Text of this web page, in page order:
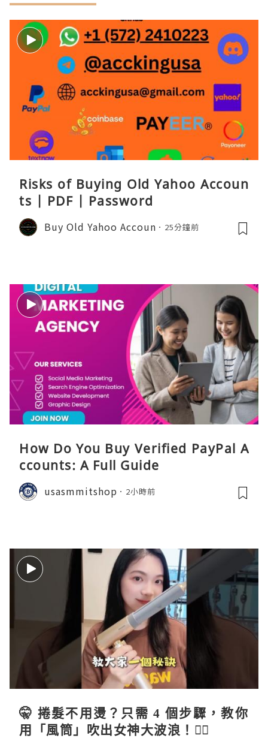
Risks of Buying Old Yahoo Accoun
ts | PDF | Password
Buy Old Yahoo Accoun 25分鐘前
How Do You Buy Verified PayPal A
ccounts: A Full Guide
usasmmitshop 2小時前
🤫 捲髮不用燙？只需 4 個步驟，教你
用「風筒」吹出女神大波浪！💇‍♀️